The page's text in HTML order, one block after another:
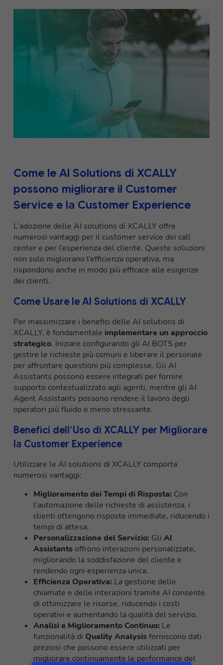
Come le AI Solutions di XCALLY
possono migliorare il Customer
Service e la Customer Experience
L’adozione delle AI solutions di XCALLY offre
numerosi vantaggi per il customer service dei call
center e per l’esperienza del cliente. Queste soluzioni
non solo migliorano l’efficienza operativa, ma
rispondono anche in modo più efficace alle esigenze
dei clienti.
Come Usare le AI Solutions di XCALLY
Per massimizzare i benefici delle AI solutions di
XCALLY, è fondamentale implementare un approccio
strategico. Iniziare configurando gli AI BOTS per
gestire le richieste più comuni e liberare il personale
per affrontare questioni più complesse. Gli AI
Assistants possono essere integrati per fornire
supporto contestualizzato agli agenti, mentre gli AI
Agent Assistants possono rendere il lavoro degli
operatori più fluido e meno stressante.
Benefici dell’Uso di XCALLY per Migliorare
la Customer Experience
Utilizzare le AI solutions di XCALLY comporta
numerosi vantaggi:
Miglioramento dei Tempi di Risposta: Con
l’automazione delle richieste di assistenza, i
clienti ottengono risposte immediate, riducendo i
tempi di attesa.
Personalizzazione del Servizio: Gli AI
Assistants offrono interazioni personalizzate,
migliorando la soddisfazione del cliente e
rendendo ogni esperienza unica.
Efficienza Operativa: La gestione delle
chiamate e delle interazioni tramite AI consente
di ottimizzare le risorse, riducendo i costi
operativi e aumentando la qualità del servizio.
Analisi e Miglioramento Continuo: Le
funzionalità di Quality Analysisforniscono dati
preziosi che possono essere utilizzati per
migliorare continuamente le performance del